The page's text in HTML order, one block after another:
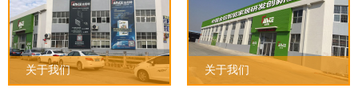
关于我们 关于我们